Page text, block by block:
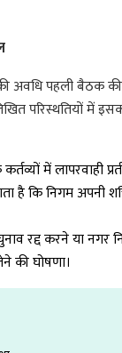
अवधि पहली बैठक
परिस्थतियों में
में लापरवाही
है कि निगम अपनी
रद्द करने या नगर
की घोषणा।